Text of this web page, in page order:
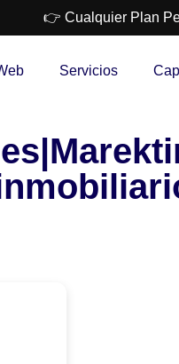
👉 Cualquier Plan
Servicios